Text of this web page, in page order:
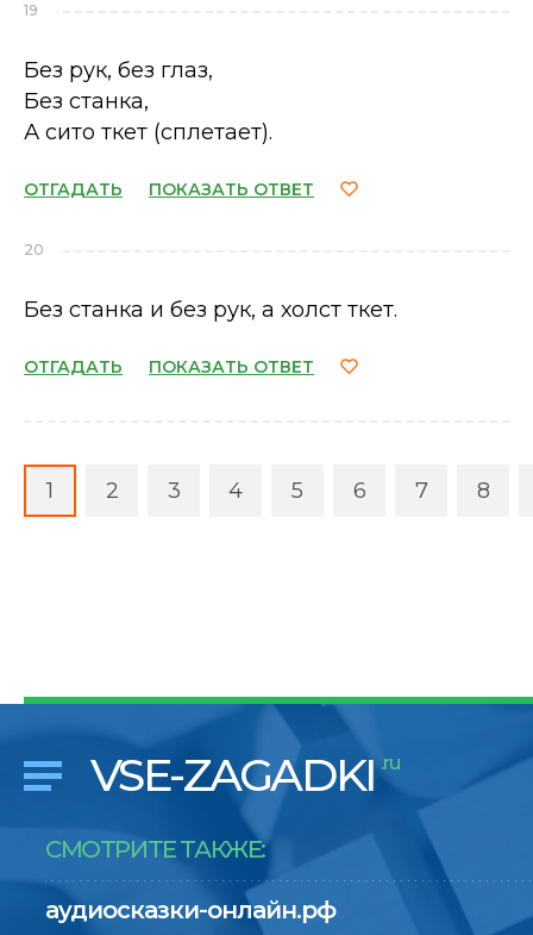
19
Без рук, без глаз,
Без станка,
А сито ткет (сплетает).
ОТГАДАТЬ ПОКАЗАТЬ ОТВЕТ
20
Без станка и без рук, а холст ткет.
ОТГАДАТЬ ПОКАЗАТЬ ОТВЕТ
1 2 3 4 5 6 7 8
VSE-ZAGADKI .ru
СМОТРИТЕ ТАКЖЕ:
аудиосказки-онлайн.рф